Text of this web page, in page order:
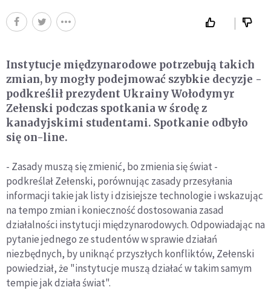
Instytucje międzynarodowe potrzebują takich
zmian, by mogły podejmować szybkie decyzje -
podkreślił prezydent Ukrainy Wołodymyr
Zełenski podczas spotkania w środę z
kanadyjskimi studentami. Spotkanie odbyło
się on-line.
- Zasady muszą się zmienić, bo zmienia się świat -
podkreślał Zełenski, porównując zasady przesyłania
informacji takie jak listy i dzisiejsze technologie i wskazując
na tempo zmian i konieczność dostosowania zasad
działalności instytucji międzynarodowych. Odpowiadając na
pytanie jednego ze studentów w sprawie działań
niezbędnych, by uniknąć przyszłych konfliktów, Zełenski
powiedział, że "instytucje muszą działać w takim samym
tempie jak działa świat".